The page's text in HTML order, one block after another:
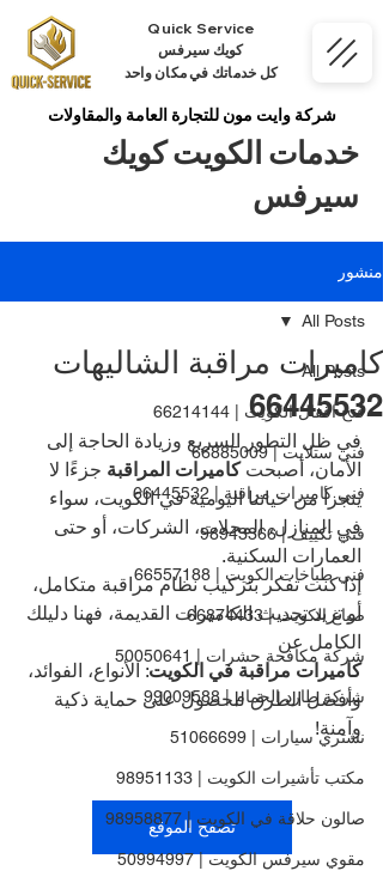
Quick Service
كويك سيرفس
كل خدماتك في مكان واحد
شركة وايت مون للتجارة العامة والمقاولات
خدمات الكويت كويك
سيرفس
منشور
All Posts
فتح اقفال الكويت | 66214144
فني ستلايت | 66885009
فني كاميرات مراقبة | 66445532
فني تكييف | 98943366
فني طباخات الكويت | 66557188
صباغ الكويت | 66874433
شركة مكافحة حشرات | 50050641
شركة طارد الحمام | 99009588
نشتري سيارات | 51066699
مكتب تأشيرات الكويت | 98951133
صالون حلاقة في الكويت | 98958877
مقوي سيرفس الكويت | 50994997
All Posts
كاميرات مراقبة الشاليهات
66445532
في ظل التطور السريع وزيادة الحاجة إلى
الأمان، أصبحت كاميرات المراقبة جزءًا لا
يتجزأ من حياتنا اليومية في الكويت، سواء
في المنازل، المحلات، الشركات، أو حتى
العمارات السكنية.
إذا كنت تفكر بتركيب نظام مراقبة متكامل،
أو تريد تحديث الكاميرات القديمة، فهنا دليلك
الكامل عن
كاميرات مراقبة في الكويت: الأنواع، الفوائد،
وأفضل الطرق للحصول على حماية ذكية
وآمنة!
تصفح الموقع